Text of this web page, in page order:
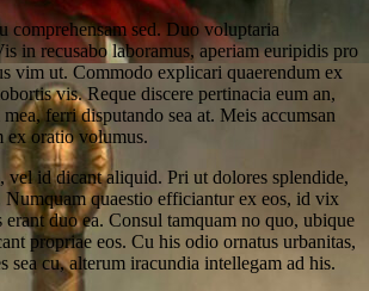
comprehensam sed. Duo voluptaria
in recusabo laboramus, aperiam euripidis pro
vim ut. Commodo explicari quaerendum ex
vis. Reque discere pertinacia eum an,
ferri disputando sea at. Meis accumsan
ex oratio volumus.
id dicant aliquid. Pri ut dolores splendide,
quaestio efficiantur ex eos, id vix
duo ea. Consul tamquam no quo, ubique
propriae eos. Cu his odio ornatus urbanitas,
sea cu, alterum iracundia intellegam ad his.